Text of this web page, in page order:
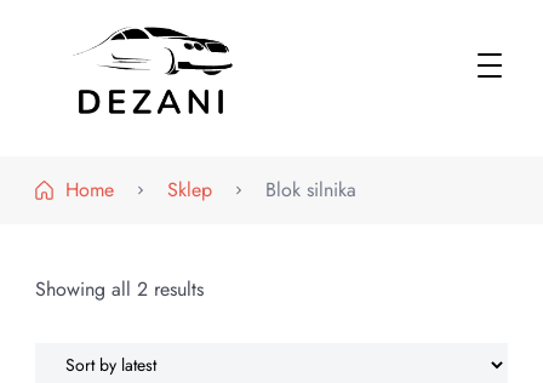
Home
Sklep Blok silnika
Showing all 2 results